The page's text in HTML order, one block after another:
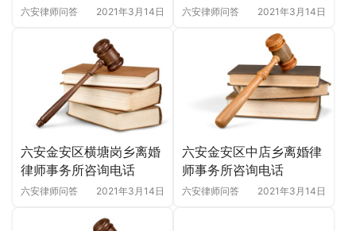
六安律师问答 2021年3月14日 六安律师问答 2021年3月14日
六安金安区横塘岗乡离婚
律师事务所咨询电话
六安律师问答 2021年3月14日
六安金安区中店乡离婚律
师事务所咨询电话
六安律师问答 2021年3月14日